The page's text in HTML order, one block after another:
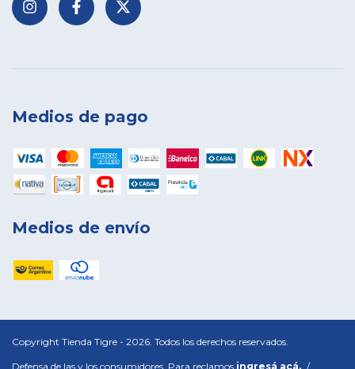
Medios de pago
Medios de envío
Copyright Tienda Tigre - 2026. Todos los derechos reservados.
Defensa de las y los consumidores. Para reclamos ingresá acá. /